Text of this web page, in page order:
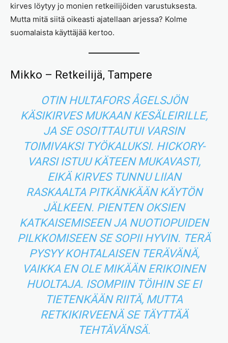
kirves löytyy jo monien retkeilijöiden varustuksesta.
Mutta mitä siitä oikeasti ajatellaan arjessa? Kolme
suomalaista käyttäjää kertoo.
Mikko – Retkeilijä, Tampere
OTIN HULTAFORS ÅGELSJÖN
KÄSIKIRVES MUKAAN KESÄLEIRILLE,
JA SE OSOITTAUTUI VARSIN
TOIMIVAKSI TYÖKALUKSI. HICKORY-
VARSI ISTUU KÄTEEN MUKAVASTI,
EIKÄ KIRVES TUNNU LIIAN
RASKAALTA PITKÄNKÄÄN KÄYTÖN
JÄLKEEN. PIENTEN OKSIEN
KATKAISEMISEEN JA NUOTIOPUIDEN
PILKKOMISEEN SE SOPII HYVIN. TERÄ
PYSYY KOHTALAISEN TERÄVÄNÄ,
VAIKKA EN OLE MIKÄÄN ERIKOINEN
HUOLTAJA. ISOMPIIN TÖIHIN SE EI
TIETENKÄÄN RIITÄ, MUTTA
RETKIKIRVEENÄ SE TÄYTTÄÄ
TEHTÄVÄNSÄ.